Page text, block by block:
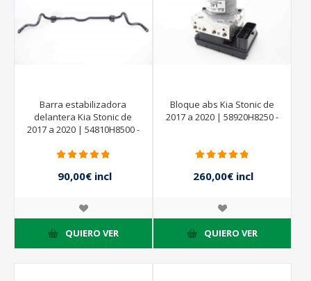
Barra estabilizadora
delantera Kia Stonic de
2017 a 2020 | 54810H8500 -
90,00€ incl
QUIERO VER
Bloque abs Kia Stonic de
2017 a 2020 | 58920H8250 -
260,00€ incl
QUIERO VER